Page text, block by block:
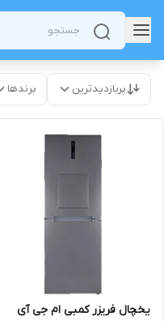
پربازدیدترین برندها
یخچال فریزر کمبی ام جی آی